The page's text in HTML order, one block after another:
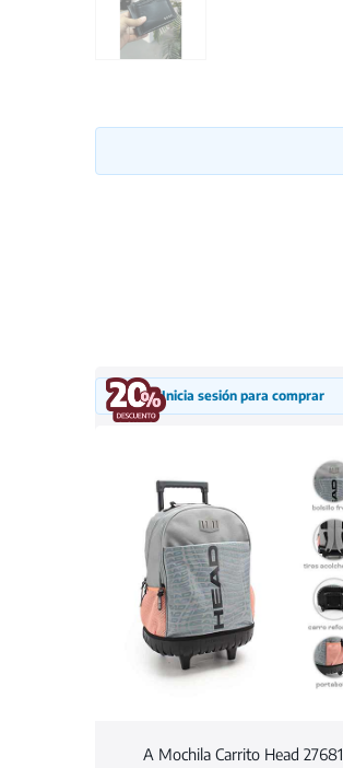
Inicia sesión para comprar
A Mochila Carrito Head 27681